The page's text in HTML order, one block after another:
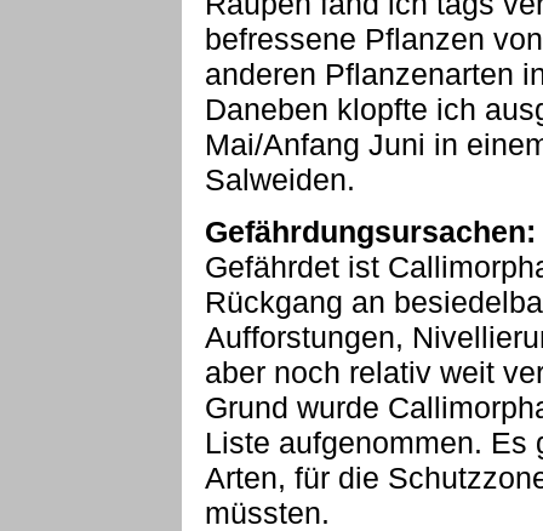
befressene Pflanzen
anderen Pflanzenarten
Daneben klopfte ich
Mai/Anfang Juni in
Salweiden.
Gefährdungsursachen:
Gefährdet ist
Rückgang an
Aufforstungen,
aber noch relativ weit
Grund wurde
Liste aufgenommen. Es
Arten, für die
müssten.